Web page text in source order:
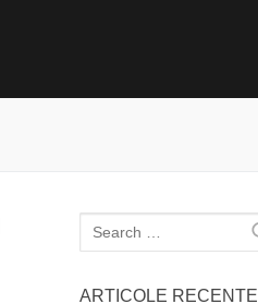
Caută
după:
ARTICOLE RECENTE